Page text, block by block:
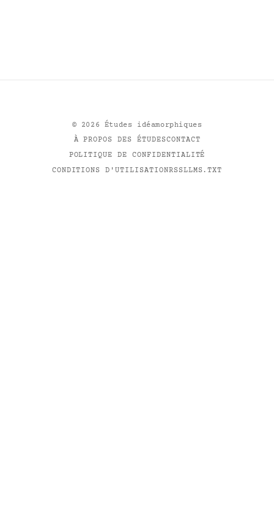
© 2026 Études idéamorphiques
À PROPOS DES ÉTUDESCONTACT
POLITIQUE DE CONFIDENTIALITÉ
CONDITIONS D'UTILISATIONRSSLLMS.TXT